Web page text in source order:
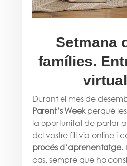
Setmana
famílies.
Durant el mes de
Parent’s Weekperquè
la oportunitat de parlar
del vostre fill via online i
procés d’aprenentatge.
cas, sempre que ho